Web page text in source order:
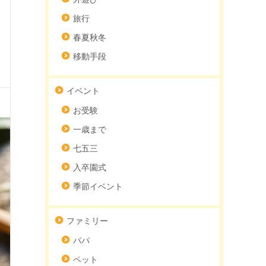
旅行
春夏秋冬
移動手段
イベント
お受験
一歳まで
七五三
入卒園式
季節イベント
ファミリー
パパ
ペット